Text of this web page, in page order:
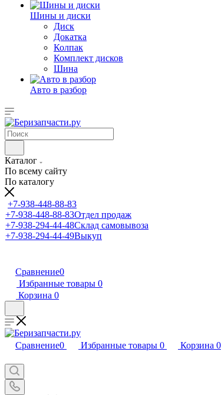
Шины и диски
Диск
Докатка
Колпак
Комплект дисков
Шина
Авто в разбор
Каталог
По всему сайту
По каталогу
+7-938-448-88-83
+7-938-448-88-83Отдел продаж
+7-938-294-44-48Склад самовывоза
+7-938-294-44-49Выкуп
Сравнение0
Избранные товары 0
Корзина 0
Сравнение0 Избранные товары 0 Корзина 0